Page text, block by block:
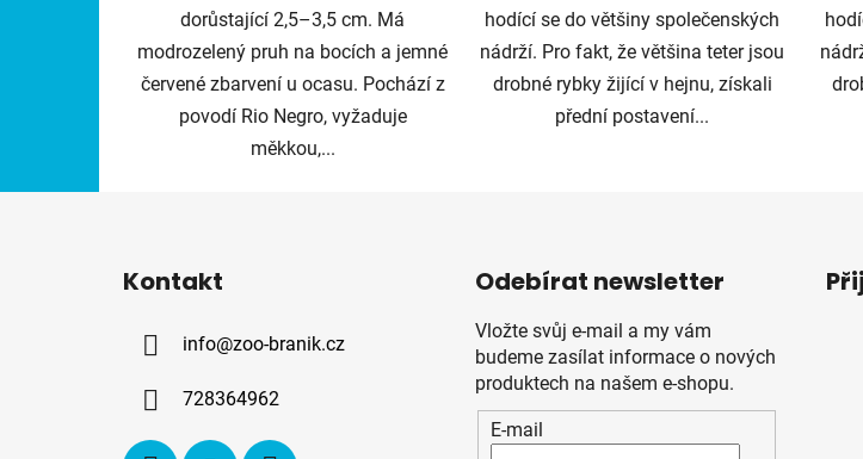
dorůstající 2,5–3,5 cm. Má
modrozelený pruh na bocích a jemné
červené zbarvení u ocasu. Pochází z
povodí Rio Negro, vyžaduje
měkkou,...
hodící se do většiny společenských
nádrží. Pro fakt, že většina teter jsou
drobné rybky žijící v hejnu, získali
přední postavení...
Kontakt
info@zoo-branik.cz
728364962
Odebírat newsletter
Vložte svůj e-mail a my vám
budeme zasílat informace o nových
produktech na našem e-shopu.
E-mail